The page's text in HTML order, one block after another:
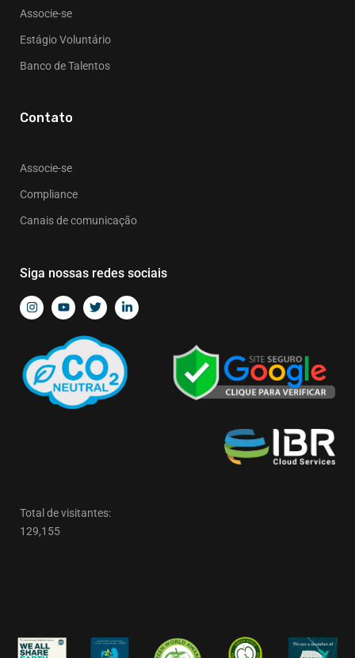
Associe-se
Estágio Voluntário
Banco de Talentos
Contato
Associe-se
Compliance
Canais de comunicação
Siga nossas redes sociais
Total de visitantes:
129,155